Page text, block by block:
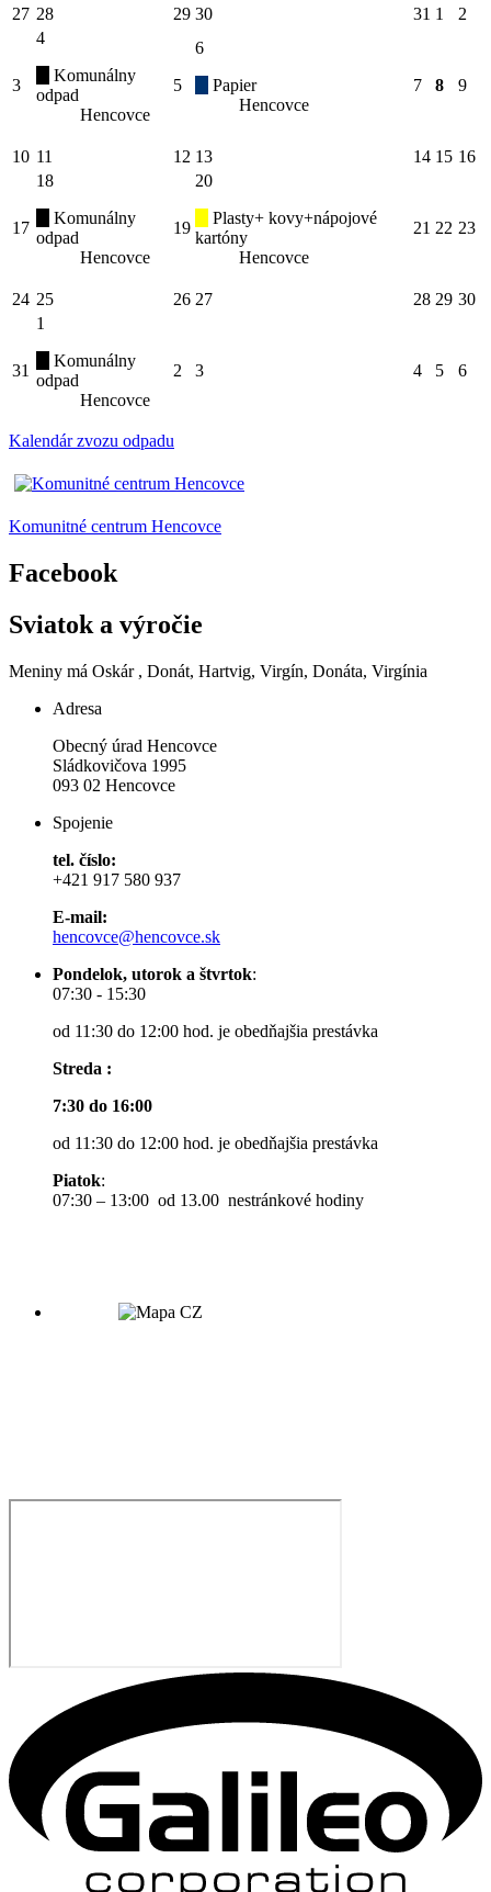
27 28 29 30 31 1 2
3
4
Komunálny
odpad
Hencovce
5
6
Papier
Hencovce
7 8 9
10 11 12 13 14 15 16
17
18
Komunálny
odpad
Hencovce
19
20
Plasty+ kovy+nápojové
kartóny
Hencovce
21 22 23
24 25 26 27 28 29 30
31
1
Komunálny
odpad
Hencovce
2 3 4 5 6
Kalendár zvozu odpadu
Komunitné centrum Hencovce
Facebook
Sviatok a výročie
Meniny má Oskár , Donát, Hartvig, Virgín, Donáta, Virgínia
Adresa
Obecný úrad Hencovce
Sládkovičova 1995
093 02 Hencovce
Spojenie
tel. číslo:
+421 917 580 937
E-mail:
hencovce@hencovce.sk
Pondelok, utorok a štvrtok:
07:30 - 15:30
od 11:30 do 12:00 hod. je obedňajšia prestávka
Streda :
7:30 do 16:00
od 11:30 do 12:00 hod. je obedňajšia prestávka
Piatok:
07:30 – 13:00 od 13.00 nestránkové hodiny